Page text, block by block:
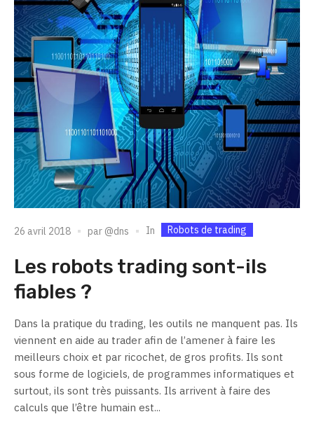
26 avril 2018 par @dns In Robots de trading
Les robots trading sont-ils
fiables ?
Dans la pratique du trading, les outils ne manquent pas. Ils
viennent en aide au trader afin de l’amener à faire les
meilleurs choix et par ricochet, de gros profits. Ils sont
sous forme de logiciels, de programmes informatiques et
surtout, ils sont très puissants. Ils arrivent à faire des
calculs que l’être humain est...